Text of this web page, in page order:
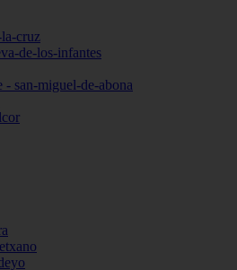
cruz
de-los-infantes
- san-miguel-de-abona